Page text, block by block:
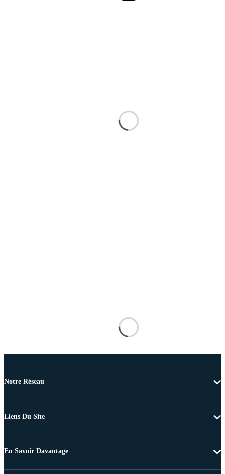
Notre Réseau
Liens Du Site
En Savoir Davantage